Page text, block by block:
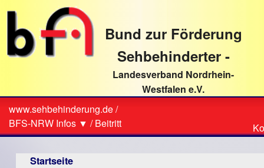
direkt
Textinhalt
Bund zur Förderung
Sehbehinderter -
Landesverband Nordrhein-
Westfalen e.V.
Sie
sind
hier
www.sehbehinderung.de/
BFS-NRW Infos ▼ /Beitritt
Startseite